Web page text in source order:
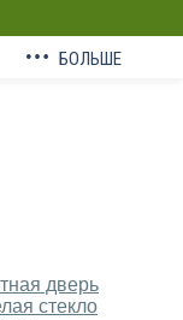
БОЛЬШЕ
дверь
стекло